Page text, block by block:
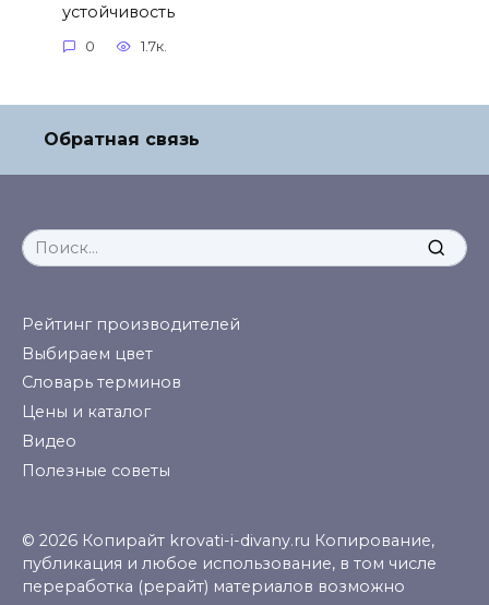
устойчивость
0 1.7к.
Обратная связь
Search
for:
Рейтинг производителей
Выбираем цвет
Словарь терминов
Цены и каталог
Видео
Полезные советы
© 2026 Копирайт krovati-i-divany.ru Копирование,
публикация и любое использование, в том числе
переработка (рерайт) материалов возможно